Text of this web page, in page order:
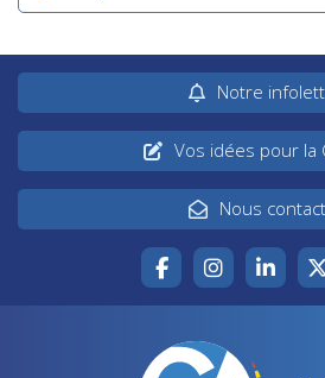
Notre
Vos idées pour la
Nous